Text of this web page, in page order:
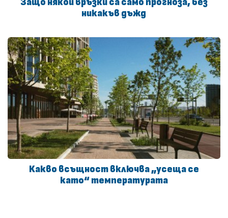
Защо някои връзки са само прогноза, без
никакъв дъжд
Какво всъщност включва „усеща се
като“ температурата